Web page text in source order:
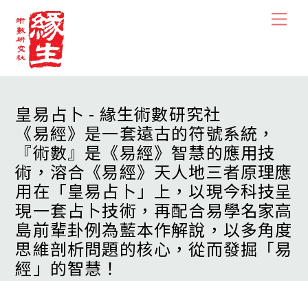
content
皇易占卜 - 緣生術數研究社
《易經》是一套遠古的符號系統，
『術數』是《易經》智慧的應用技
術，溶合《易經》天人地三者原理應
用在「皇易占卜」上，以現今科技呈
現一套占卜技術，再配合易學名家高
島前輩卦例為藍本作解說，以多角度
思維剖析問題的核心，從而發掘「易
經」的智慧！